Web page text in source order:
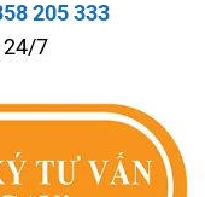
205 333
24/7